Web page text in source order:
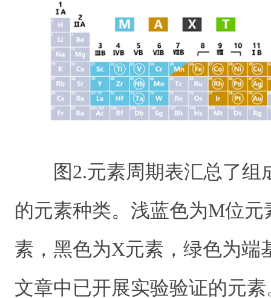
图2.元素周期表汇总了组
的元素种类。浅蓝色为M位
素，黑色为X元素，绿色为端
文章中已开展实验验证的元素